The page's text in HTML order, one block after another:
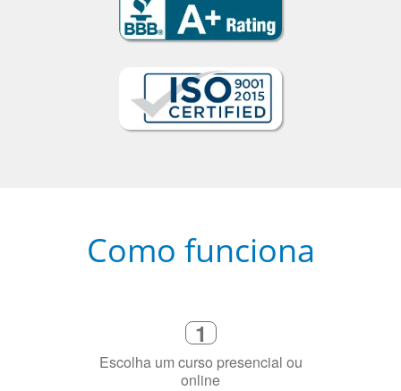
Como funciona
1
Escolha um curso presencial ou
online